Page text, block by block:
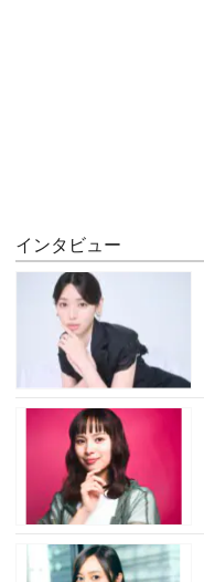
インタビュー